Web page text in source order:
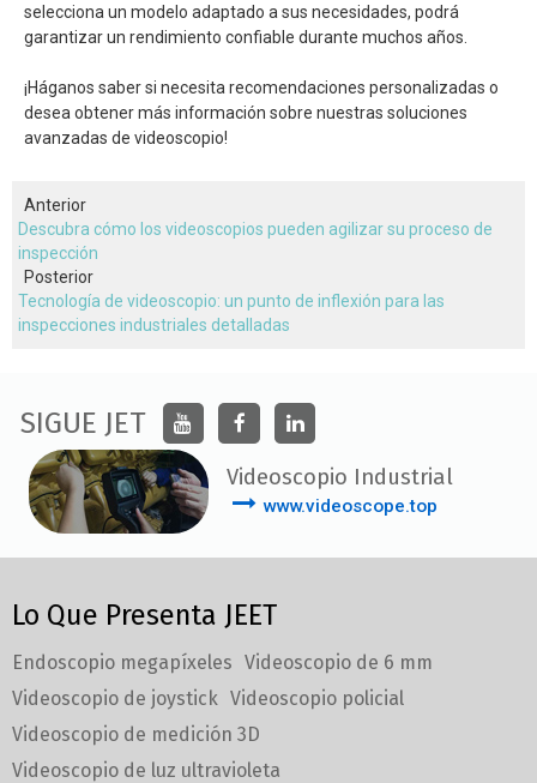
selecciona un modelo adaptado a sus necesidades, podrá
garantizar un rendimiento confiable durante muchos años.
¡Háganos saber si necesita recomendaciones personalizadas o
desea obtener más información sobre nuestras soluciones
avanzadas de videoscopio!
Anterior
Descubra cómo los videoscopios pueden agilizar su proceso de
inspección
Posterior
Tecnología de videoscopio: un punto de inflexión para las
inspecciones industriales detalladas
SIGUE JET
Videoscopio Industrial
www.videoscope.top
Lo Que Presenta JEET
Endoscopio megapíxeles Videoscopio de 6 mm
Videoscopio de joystick Videoscopio policial
Videoscopio de medición 3D
Videoscopio de luz ultravioleta